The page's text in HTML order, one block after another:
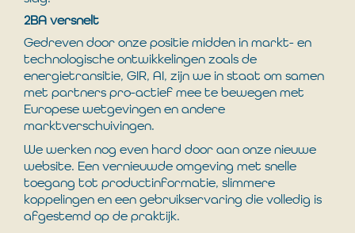
2BA versnelt
Gedreven door onze positie midden in markt- en
technologische ontwikkelingen zoals de
energietransitie, GIR, AI, zijn we in staat om samen
met partners pro-actief mee te bewegen met
Europese wetgevingen en andere
marktverschuivingen.
We werken nog even hard door aan onze nieuwe
website. Een vernieuwde omgeving met snelle
toegang tot productinformatie, slimmere
koppelingen en een gebruikservaring die volledig is
afgestemd op de praktijk.